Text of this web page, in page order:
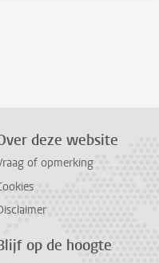
deze website
of opmerking
op de hoogte